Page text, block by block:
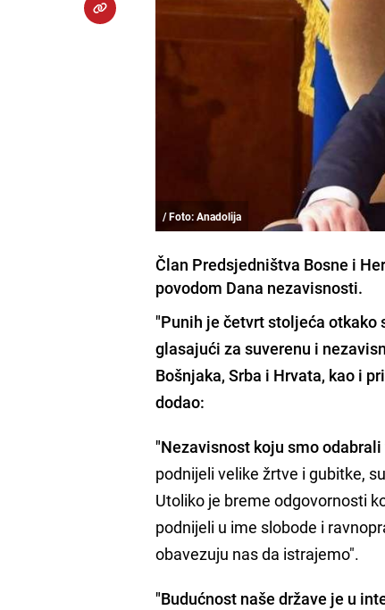
/ Foto: Anadolija
Član Predsjedništva Bosne i
povodom Dana nezavisnosti.
"Punih je četvrt stoljeća otkako
glasajući za suverenu i
Bošnjaka, Srba i Hrvata, kao i
dodao:
"Nezavisnost koju smo
podnijeli velike žrtve i gubitke,
Utoliko je breme odgovornosti
podnijeli u ime slobode i
obavezuju nas da istrajemo".
"Budućnost naše države je u